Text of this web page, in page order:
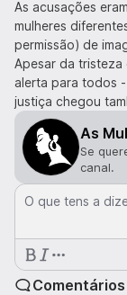
As acusações
mulheres
permissão) de
Apesar da tristeza
alerta para todos
justiça chegou
As
Se
canal.
O que tens a
Comentários